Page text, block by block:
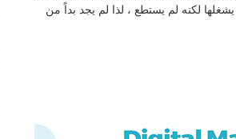
لكنه لم يستطع ، لذا لم يجد بداً من